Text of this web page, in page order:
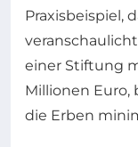
Praxisbeispiel,
einer Stiftung
Millionen Euro,
die Erben